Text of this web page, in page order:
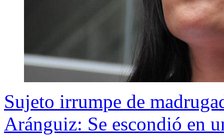
Sujeto irrumpe de
Aránguiz: Se escondió en